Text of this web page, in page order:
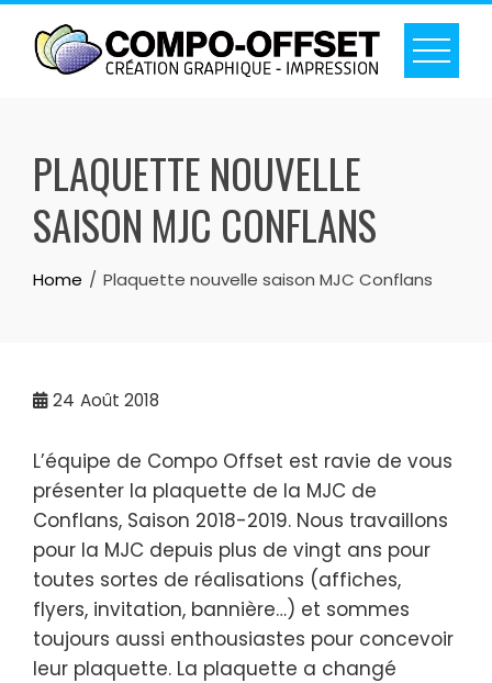
Skip
content
PLAQUETTE NOUVELLE
SAISON MJC CONFLANS
Home Plaquette nouvelle saison MJC Conflans
24 Août 2018
L’équipe de Compo Offset est ravie de vous
présenter la plaquette de la MJC de
Conflans, Saison 2018-2019. Nous travaillons
pour la MJC depuis plus de vingt ans pour
toutes sortes de réalisations (affiches,
flyers, invitation, bannière…) et sommes
toujours aussi enthousiastes pour concevoir
leur plaquette. La plaquette a changé